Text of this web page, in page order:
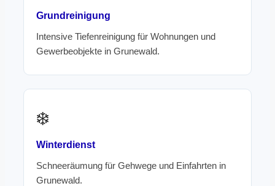
Grundreinigung
Intensive Tiefenreinigung für Wohnungen und
Gewerbeobjekte in Grunewald.
❄️
Winterdienst
Schneeräumung für Gehwege und Einfahrten in
Grunewald.